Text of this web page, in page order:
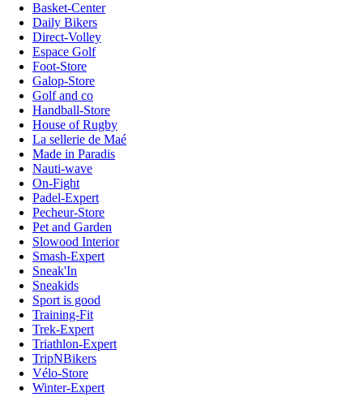
Basket-Center
Daily Bikers
Direct-Volley
Espace Golf
Foot-Store
Galop-Store
Golf and co
Handball-Store
House of Rugby
La sellerie de Maé
Made in Paradis
Nauti-wave
On-Fight
Padel-Expert
Pecheur-Store
Pet and Garden
Slowood Interior
Smash-Expert
Sneak'In
Sneakids
Sport is good
Training-Fit
Trek-Expert
Triathlon-Expert
TripNBikers
Vélo-Store
Winter-Expert